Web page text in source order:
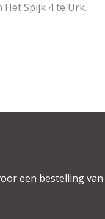
Spijk 4 te Urk.
een bestelling van